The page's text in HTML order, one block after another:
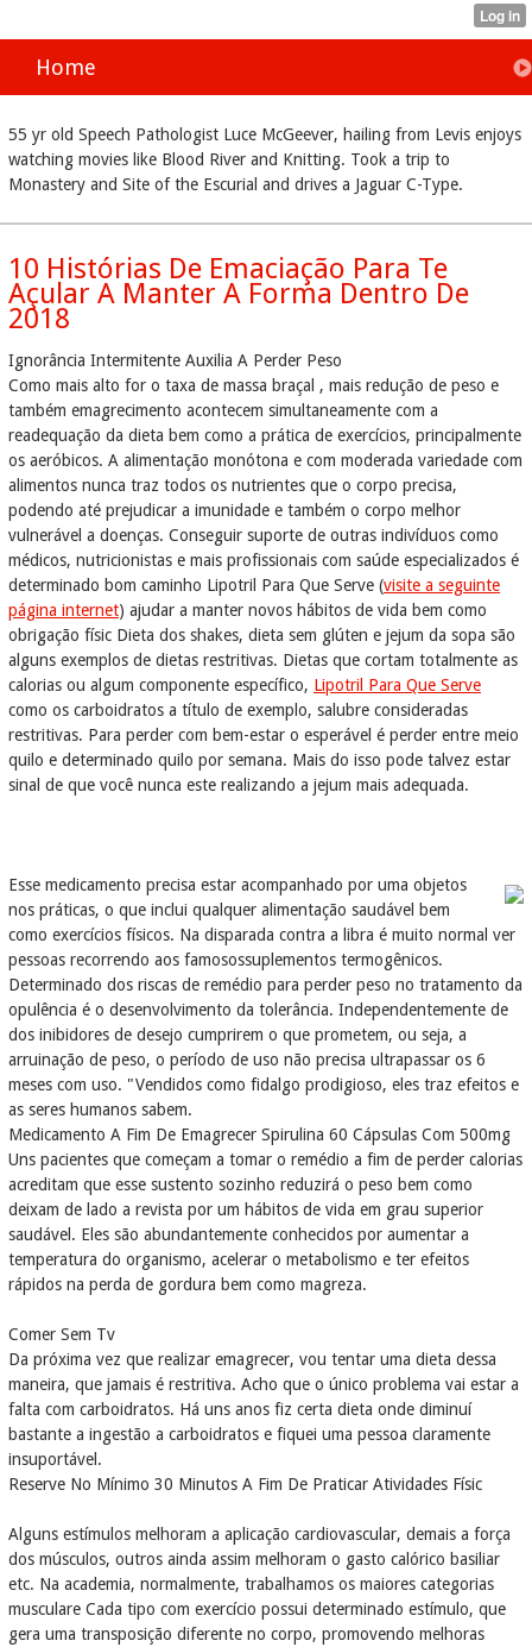
Home
55 yr old Speech Pathologist Luce McGeever, hailing from Levis enjoys
watching movies like Blood River and Knitting. Took a trip to
Monastery and Site of the Escurial and drives a Jaguar C-Type.
10 Histórias De Emaciação Para Te
Açular A Manter A Forma Dentro De
2018
Ignorância Intermitente Auxilia A Perder Peso
Como mais alto for o taxa de massa braçal , mais redução de peso e
também emagrecimento acontecem simultaneamente com a
readequação da dieta bem como a prática de exercícios, principalmente
os aeróbicos. A alimentação monótona e com moderada variedade com
alimentos nunca traz todos os nutrientes que o corpo precisa,
podendo até prejudicar a imunidade e também o corpo melhor
vulnerável a doenças. Conseguir suporte de outras indivíduos como
médicos, nutricionistas e mais profissionais com saúde especializados é
determinado bom caminho Lipotril Para Que Serve (visite a seguinte
página internet) ajudar a manter novos hábitos de vida bem como
obrigação físic Dieta dos shakes, dieta sem glúten e jejum da sopa são
alguns exemplos de dietas restritivas. Dietas que cortam totalmente as
calorias ou algum componente específico, Lipotril Para Que Serve
como os carboidratos a título de exemplo, salubre consideradas
restritivas. Para perder com bem-estar o esperável é perder entre meio
quilo e determinado quilo por semana. Mais do isso pode talvez estar
sinal de que você nunca este realizando a jejum mais adequada.
Esse medicamento precisa estar acompanhado por uma objetos
nos práticas, o que inclui qualquer alimentação saudável bem
como exercícios físicos. Na disparada contra a libra é muito normal ver
pessoas recorrendo aos famosossuplementos termogênicos.
Determinado dos riscas de remédio para perder peso no tratamento da
opulência é o desenvolvimento da tolerância. Independentemente de
dos inibidores de desejo cumprirem o que prometem, ou seja, a
arruinação de peso, o período de uso não precisa ultrapassar os 6
meses com uso. "Vendidos como fidalgo prodigioso, eles traz efeitos e
as seres humanos sabem.
Medicamento A Fim De Emagrecer Spirulina 60 Cápsulas Com 500mg
Uns pacientes que começam a tomar o remédio a fim de perder calorias
acreditam que esse sustento sozinho reduzirá o peso bem como
deixam de lado a revista por um hábitos de vida em grau superior
saudável. Eles são abundantemente conhecidos por aumentar a
temperatura do organismo, acelerar o metabolismo e ter efeitos
rápidos na perda de gordura bem como magreza.
Comer Sem Tv
Da próxima vez que realizar emagrecer, vou tentar uma dieta dessa
maneira, que jamais é restritiva. Acho que o único problema vai estar a
falta com carboidratos. Há uns anos fiz certa dieta onde diminuí
bastante a ingestão a carboidratos e fiquei uma pessoa claramente
insuportável.
Reserve No Mínimo 30 Minutos A Fim De Praticar Atividades Físic
Alguns estímulos melhoram a aplicação cardiovascular, demais a força
dos músculos, outros ainda assim melhoram o gasto calórico basiliar
etc. Na academia, normalmente, trabalhamos os maiores categorias
musculare Cada tipo com exercício possui determinado estímulo, que
gera uma transposição diferente no corpo, promovendo melhoras